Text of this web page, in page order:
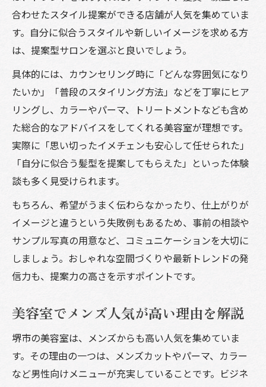
合わせたスタイル提案ができる店舗が人気を集めていま
す。自分に似合うスタイルや新しいイメージを求める方
は、提案型サロンを選ぶと良いでしょう。
具体的には、カウンセリング時に「どんな雰囲気になり
たいか」「普段のスタイリング方法」などを丁寧にヒア
リングし、カラーやパーマ、トリートメントなども含め
た総合的なアドバイスをしてくれる美容室が理想です。
実際に「思い切ったイメチェンも安心して任せられた」
「自分に似合う髪型を提案してもらえた」といった体験
談も多く見受けられます。
もちろん、希望がうまく伝わらなかったり、仕上がりが
イメージと違うという失敗例もあるため、事前の相談や
サンプル写真の用意など、コミュニケーションを大切に
しましょう。おしゃれな空間づくりや最新トレンドの発
信力も、提案力の高さを示すポイントです。
美容室でメンズ人気が高い理由を解説
堺市の美容室は、メンズからも高い人気を集めていま
す。その理由の一つは、メンズカットやパーマ、カラー
など男性向けメニューが充実していることです。ビジネ